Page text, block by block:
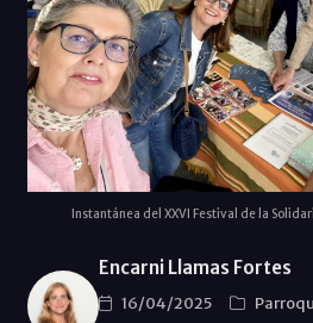
Instantánea del XXVI Festival de la
Encarni Llamas Fortes
16/04/2025